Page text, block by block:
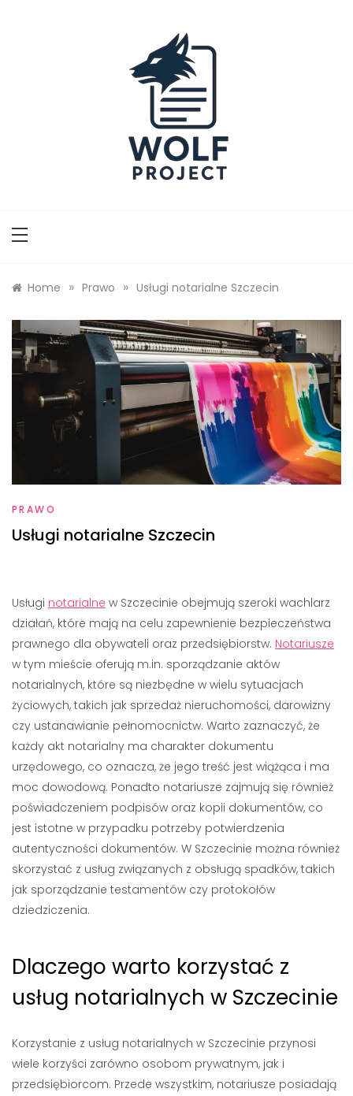
Home » Prawo » Usługi notarialne Szczecin
PRAWO
Usługi notarialne Szczecin
Usługi notarialne w Szczecinie obejmują szeroki wachlarz
działań, które mają na celu zapewnienie bezpieczeństwa
prawnego dla obywateli oraz przedsiębiorstw. Notariusze
w tym mieście oferują m.in. sporządzanie aktów
notarialnych, które są niezbędne w wielu sytuacjach
życiowych, takich jak sprzedaż nieruchomości, darowizny
czy ustanawianie pełnomocnictw. Warto zaznaczyć, że
każdy akt notarialny ma charakter dokumentu
urzędowego, co oznacza, że jego treść jest wiążąca i ma
moc dowodową. Ponadto notariusze zajmują się również
poświadczeniem podpisów oraz kopii dokumentów, co
jest istotne w przypadku potrzeby potwierdzenia
autentyczności dokumentów. W Szczecinie można również
skorzystać z usług związanych z obsługą spadków, takich
jak sporządzanie testamentów czy protokołów
dziedziczenia.
Dlaczego warto korzystać z
usług notarialnych w Szczecinie
Korzystanie z usług notarialnych w Szczecinie przynosi
wiele korzyści zarówno osobom prywatnym, jak i
przedsiębiorcom. Przede wszystkim, notariusze posiadają